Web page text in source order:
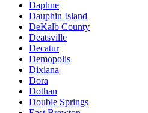
Daphne
Dauphin Island
DeKalb County
Deatsville
Decatur
Demopolis
Dixiana
Dora
Dothan
Double Springs